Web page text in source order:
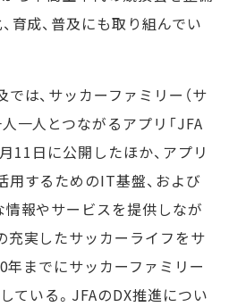
育成、普及にも取り組んでい
は、サッカーファミリー（サ
一人とつながるアプリ「JFA
11日に公開したほか、アプリ
するためのIT基盤、および
情報やサービスを提供しなが
充実したサッカーライフをサ
年までにサッカーファミリー
ている。JFAのDX推進につい